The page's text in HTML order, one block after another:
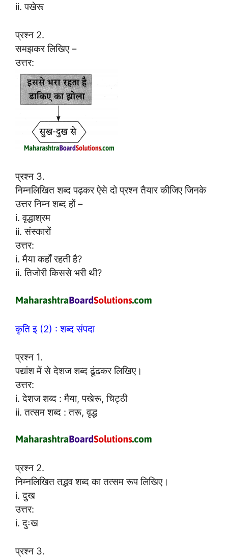
ii. पखेरू
प्रश्न 2.
समझकर लिखिए –
उत्तर:
प्रश्न 3.
निम्नलिखित शब्द पढ़कर ऐसे दो प्रश्न तैयार कीजिए जिनके
उत्तर निम्न शब्द हों –
i. वृद्धाश्रम
ii. संस्कारों
उत्तर:
i. मैया कहाँ रहती है?
ii. तिजोरी किससे भरी थी?
कृति इ (2) : शब्द संपदा
प्रश्न 1.
पद्यांश में से देशज शब्द ढूंढकर लिखिए।
उत्तर:
i. देशज शब्द : मैया, पखेरू, चिट्ठी
ii. तत्सम शब्द : तरू, वृद्ध
प्रश्न 2.
निम्नलिखित तद्भव शब्द का तत्सम रूप लिखिए।
i. दुख
उत्तर:
i. दुःख
प्रश्न 3.